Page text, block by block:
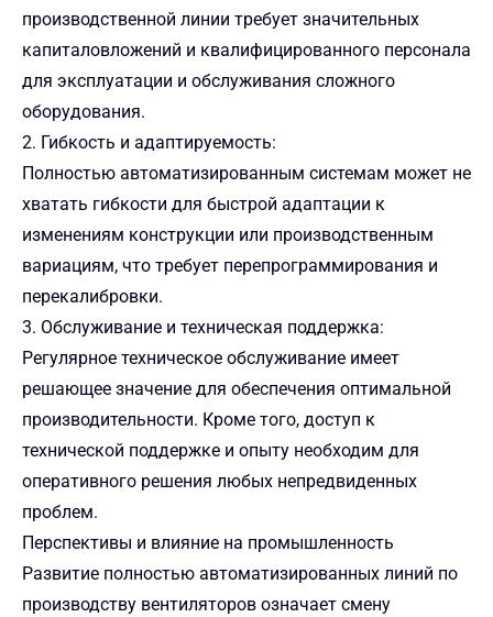
производственной линии требует значительных
капиталовложений и квалифицированного персонала
для эксплуатации и обслуживания сложного
оборудования.
2. Гибкость и адаптируемость:
Полностью автоматизированным системам может не
хватать гибкости для быстрой адаптации к
изменениям конструкции или производственным
вариациям, что требует перепрограммирования и
перекалибровки.
3. Обслуживание и техническая поддержка:
Регулярное техническое обслуживание имеет
решающее значение для обеспечения оптимальной
производительности. Кроме того, доступ к
технической поддержке и опыту необходим для
оперативного решения любых непредвиденных
проблем.
Перспективы и влияние на промышленность
Развитие полностью автоматизированных линий по
производству вентиляторов означает смену